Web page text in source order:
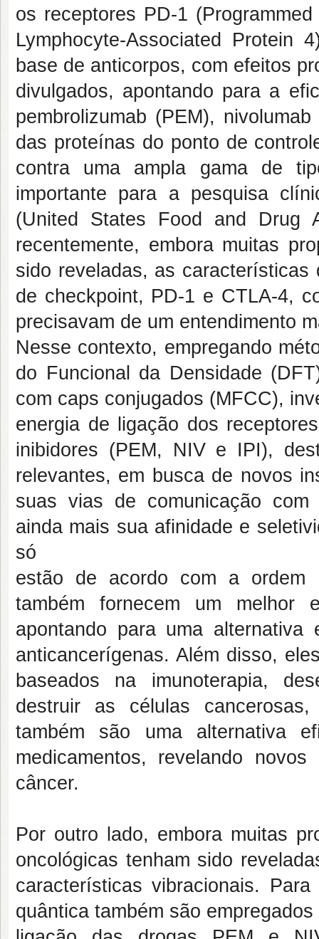
os receptores PD-1
Lymphocyte-Associated Protein
base de anticorpos, com efeitos
divulgados, apontando para a
pembrolizumab (PEM),
das proteínas do ponto de
contra uma ampla gama de
importante para a pesquisa
(United States Food and Drug
recentemente, embora muitas
sido reveladas, as
de checkpoint, PD-1 e CTLA-4,
precisavam de um entendimento
Nesse contexto, empregando
do Funcional da Densidade
com caps conjugados (MFCC),
energia de ligação dos
inibidores (PEM, NIV e IPI),
relevantes, em busca de novos
suas vias de comunicação
ainda mais sua afinidade e
só
estão de acordo com a ordem
também fornecem um melhor
apontando para uma alternativa
anticancerígenas. Além disso,
baseados na imunoterapia,
destruir as células
também são uma alternativa
medicamentos, revelando
câncer.
Por outro lado, embora muitas
oncológicas tenham sido
características vibracionais.
quântica também são